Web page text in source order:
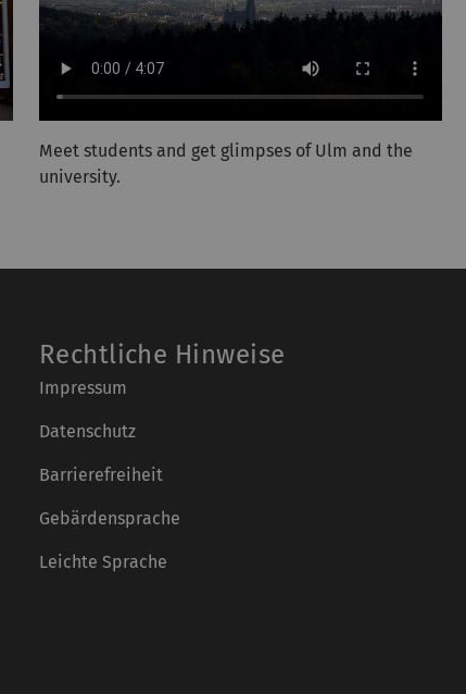
Meet students and get glimpses of Ulm and the
university.
Rechtliche Hinweise
Impressum
Datenschutz
Barrierefreiheit
Gebärdensprache
Leichte Sprache